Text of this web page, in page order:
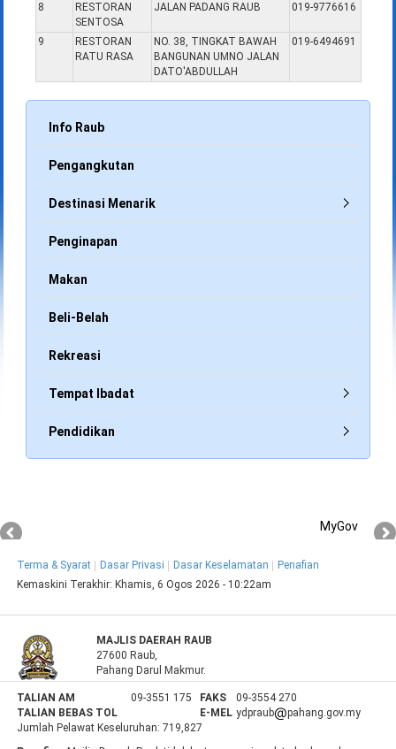
8
RESTORAN
SENTOSA
JALAN PADANG RAUB 019-9776616
9
RESTORAN
RATU RASA
NO. 38, TINGKAT BAWAH
BANGUNAN UMNO JALAN
DATO'ABDULLAH
019-6494691
Info Raub
Pengangkutan
Destinasi Menarik
Penginapan
Makan
Beli-Belah
Rekreasi
Tempat Ibadat
Pendidikan
MyGov
Terma & Syarat Dasar Privasi Dasar Keselamatan
Penafian
Kemaskini Terakhir: Khamis, 6 Ogos 2026 - 10:22am
MAJLIS DAERAH RAUB
27600 Raub,
Pahang Darul Makmur.
TALIAN AM 09-3551 175 FAKS
09-3554 270
TALIAN BEBAS TOL
E-MEL ydpraub
pahang.gov.my
Jumlah Pelawat Keseluruhan:719,827